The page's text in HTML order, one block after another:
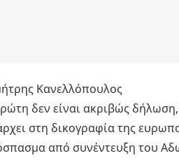
Κανελλόπουλος
δεν είναι ακριβώς δήλωση,
στη δικογραφία της
από συνέντευξη του